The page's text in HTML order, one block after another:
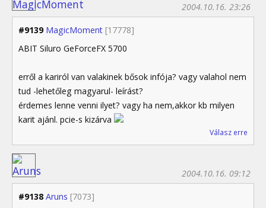
#9139 MagicMoment [17778]
2004.10.16. 23:26
ABIT Siluro GeForceFX 5700
erről a kariról van valakinek bősok infója? vagy valahol nem
tud -lehetőleg magyarul- leírást?
érdemes lenne venni ilyet? vagy ha nem,akkor kb milyen
karit ajánl. pcie-s kizárva
Válasz erre
#9138 Aruns [7073]
2004.10.16. 09:12